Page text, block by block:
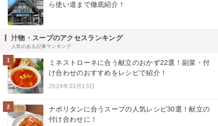
ら使い道まで徹底紹介！
汁物・スープのアクセスランキング
人気のある記事ランキング
1
ミネストローネに合う献立のおかず22選！副菜・付
け合わせのおすすめをレシピで紹介！
2024年03月13日
2
ナポリタンに合うスープの人気レシピ30選！献立の
付け合わせに！